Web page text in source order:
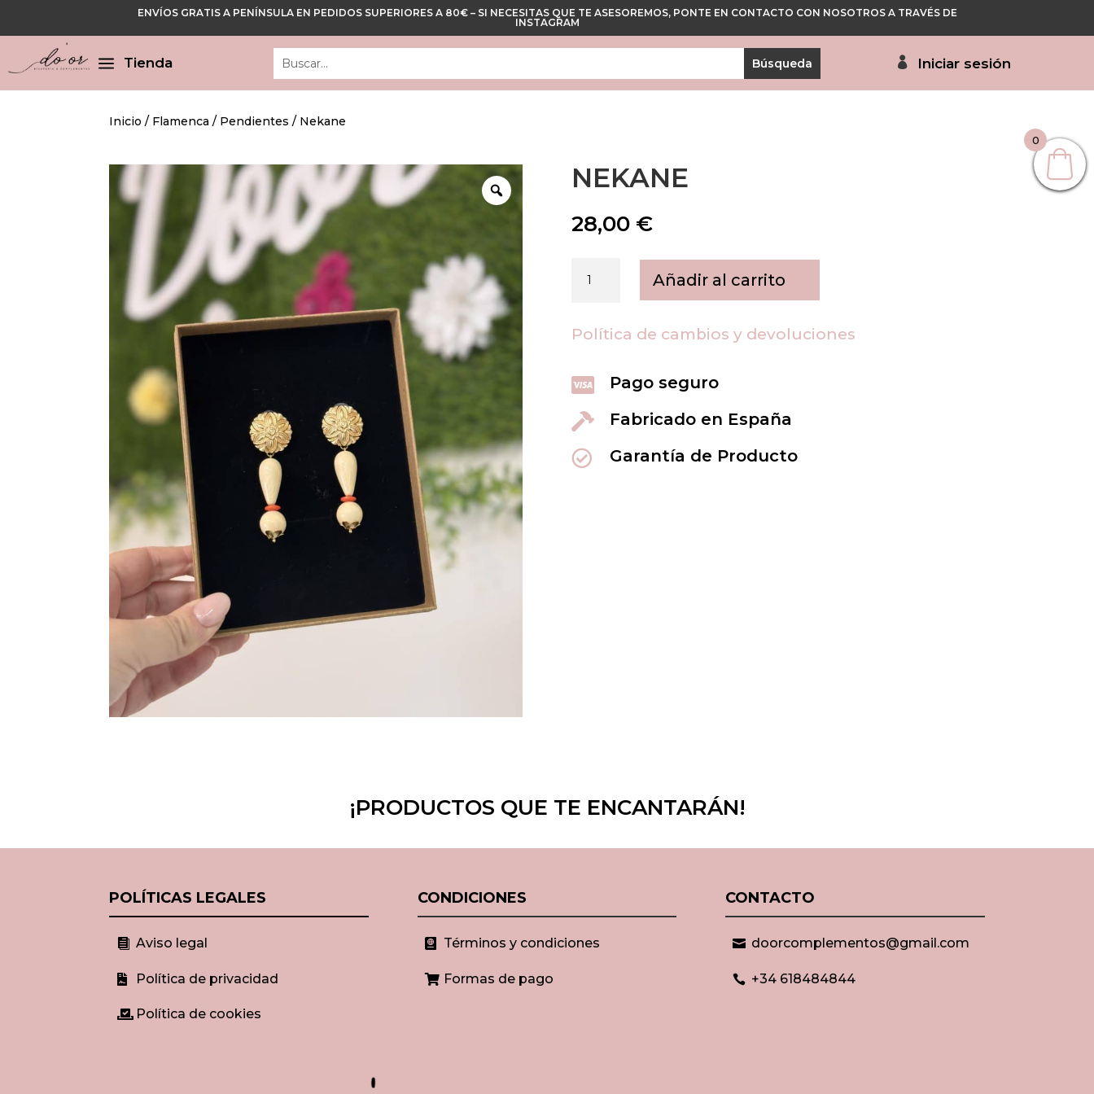
ENVÍOS GRATIS A PENÍNSULA EN PEDIDOS SUPERIORES A 80€ – SI NECESITAS QUE TE ASESOREMOS, PONTE EN CONTACTO CON NOSOTROS A TRAVÉS DE
INSTAGRAM
a Tienda Iniciar sesión
Cerrar
Inicio / Flamenca / Pendientes / Nekane
NEKANE
28,00 €
cantidad
Añadir al carrito
Política de cambios y devoluciones
 Pago seguro
 Fabricado en España
 Garantía de Producto
¡PRODUCTOS QUE TE ENCANTARÁN!
POLÍTICAS LEGALES
 Aviso legal
 Política de privacidad
 Política de cookies
CONDICIONES
 Términos y condiciones
 Formas de pago
CONTACTO
 doorcomplementos@gmail.com
 +34 618484844
0